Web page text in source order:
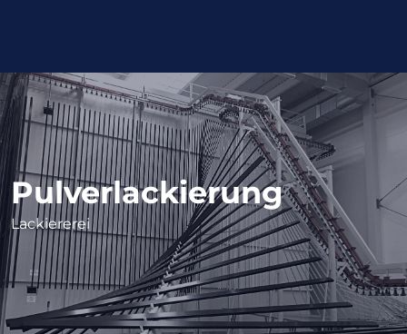
Pulverlackierung
Lackiererei